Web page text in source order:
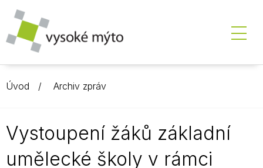
Úvod Archiv zpráv
Vystoupení žáků základní
umělecké školy v rámci